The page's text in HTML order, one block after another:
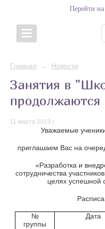
Перейти
Главная → Новости
Занятия в
продолжаются
11 марта 2019 г.
Уважаемые
приглашаем Вас на
«Разработка и
сотрудничества
целях успешной
№
группы
Дата